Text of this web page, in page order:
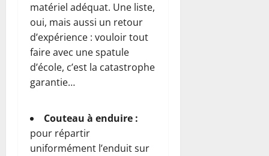
matériel adéquat. Une liste,
oui, mais aussi un retour
d’expérience : vouloir tout
faire avec une spatule
d’école, c’est la catastrophe
garantie…
Couteau à enduire :
pour répartir
uniformément l’enduit sur